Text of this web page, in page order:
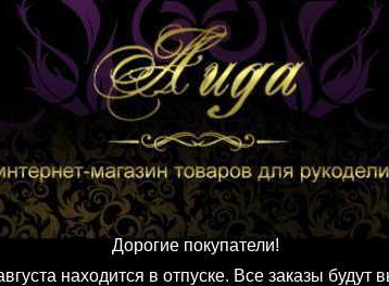
Дорогие покупатели!
находится в отпуске. Все заказы будут